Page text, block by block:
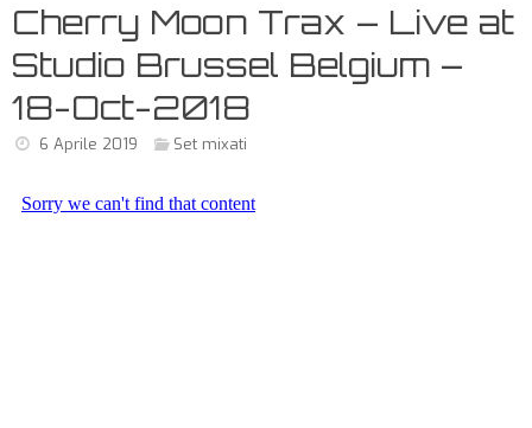
Cherry Moon Trax – Live at
Studio Brussel Belgium –
18-Oct-2018
6 Aprile 2019 Set mixati